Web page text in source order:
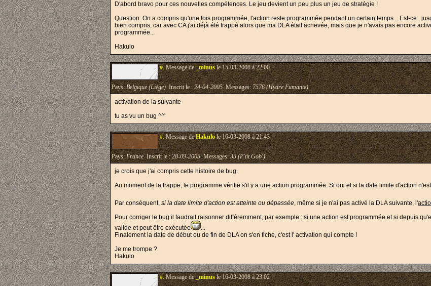
D'abord bravo pour ces nouvelles compétences. Le jeu devient un peu plus un jeu de stratégie !
Question: On a compris qu'une fois programmée, l'action reste programmée pendant un certain temps... Est-ce
bien compris, car avec CA j'ai déjà été frappé alors que ma DLA était achevée, mais que je n'avais pas encore
programmée...
Hakulo
#.Message de_minusle 15-03-2008 à 22:00
Pays:Belgique (Liège)Inscrit le :24-04-2005Messages:7576 (Hydre Fumante)
activation de la suivante
tu as vu un bug ^^'
#.Message deHakulole 16-03-2008 à 21:43
Pays:FranceInscrit le :28-09-2005Messages:35 (P'tit Gob')
je crois que j'ai compris cette histoire de bug.
Au moment de la frappe, le programme vérifie s'il y a une action programmée. Si oui et si la date limite d'action
Par conséquent, si la date limite d'action est atteinte ou dépassée, même si je n'ai pas activé la DLA suivante, l'
Pour corriger le bug il faudrait raisonner différemment, par exemple : si une action est programmée et si depuis
valide et peut être exécutée
...
Finalement la date de début ou de fin de DLA on s'en fiche, c'est l' activation qui compte !
Je me trompe ?
Hakulo
#.Message de_minusle 16-03-2008 à 23:02